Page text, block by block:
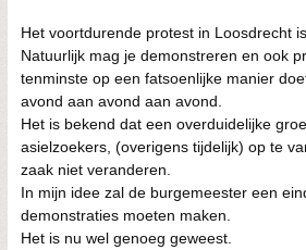
Het voortdurende protest in Loosdrecht
Natuurlijk mag je demonstreren en ook
tenminste op een fatsoenlijke manier
avond aan avond aan avond.
Het is bekend dat een overduidelijke
asielzoekers, (overigens tijdelijk) op te
zaak niet veranderen.
In mijn idee zal de burgemeester een
demonstraties moeten maken.
Het is nu wel genoeg geweest.